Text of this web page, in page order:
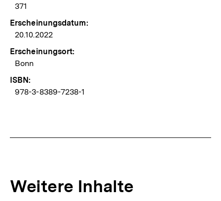
371
Erscheinungsdatum:
20.10.2022
Erscheinungsort:
Bonn
ISBN:
978-3-8389-7238-1
Weitere Inhalte